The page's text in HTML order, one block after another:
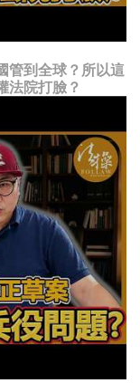
管到全球？所以這
法院打臉？